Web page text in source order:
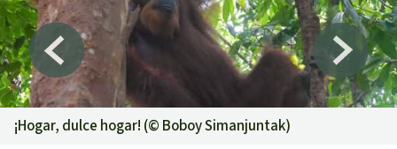
Peticiones
Proyectos
Informaciones
Tu donación ayuda
Donación general
Urgen donaciones
¡Hogar, dulce hogar! (© Boboy Simanjuntak)